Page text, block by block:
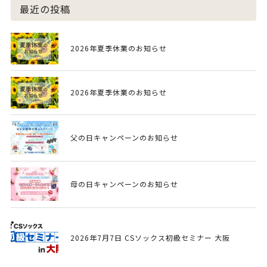
最近の投稿
2026年夏季休業のお知らせ
2026年夏季休業のお知らせ
父の日キャンペーンのお知らせ
母の日キャンペーンのお知らせ
2026年7月7日 CSソックス初級セミナー 大阪